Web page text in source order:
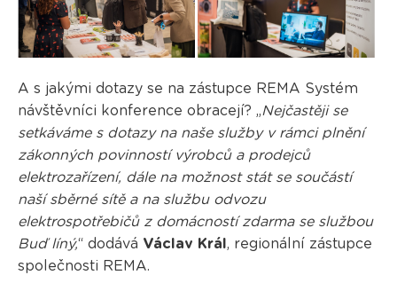
A s jakými dotazy se na zástupce REMA Systém
návštěvníci konference obracejí? „Nejčastěji se
setkáváme s dotazy na naše služby v rámci plnění
zákonných povinností výrobců a prodejců
elektrozařízení, dále na možnost stát se součástí
naší sběrné sítě a na službu odvozu
elektrospotřebičů z domácností zdarma se službou
Buď líný,“ dodává Václav Král, regionální zástupce
společnosti REMA.